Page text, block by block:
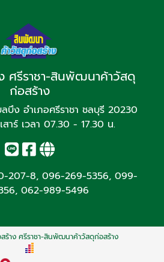
ศรีราชา-สินพัฒนาค้าวัสดุ
ก่อสร้าง
บึง อำเภอศรีราชา ชลบุรี 20230
าร์ เวลา 07.30 - 17.30 น.
207-8, 096-269-5356, 099-
, 062-989-5496
ร้าง ศรีราชา-สินพัฒนาค้าวัสดุก่อสร้าง